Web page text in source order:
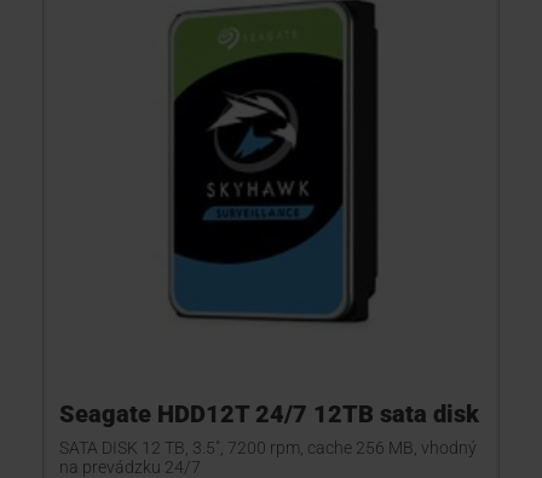
Seagate HDD12T 24/7 12TB sata disk
SATA DISK 12 TB, 3.5", 7200 rpm, cache 256 MB, vhodný
na prevádzku 24/7